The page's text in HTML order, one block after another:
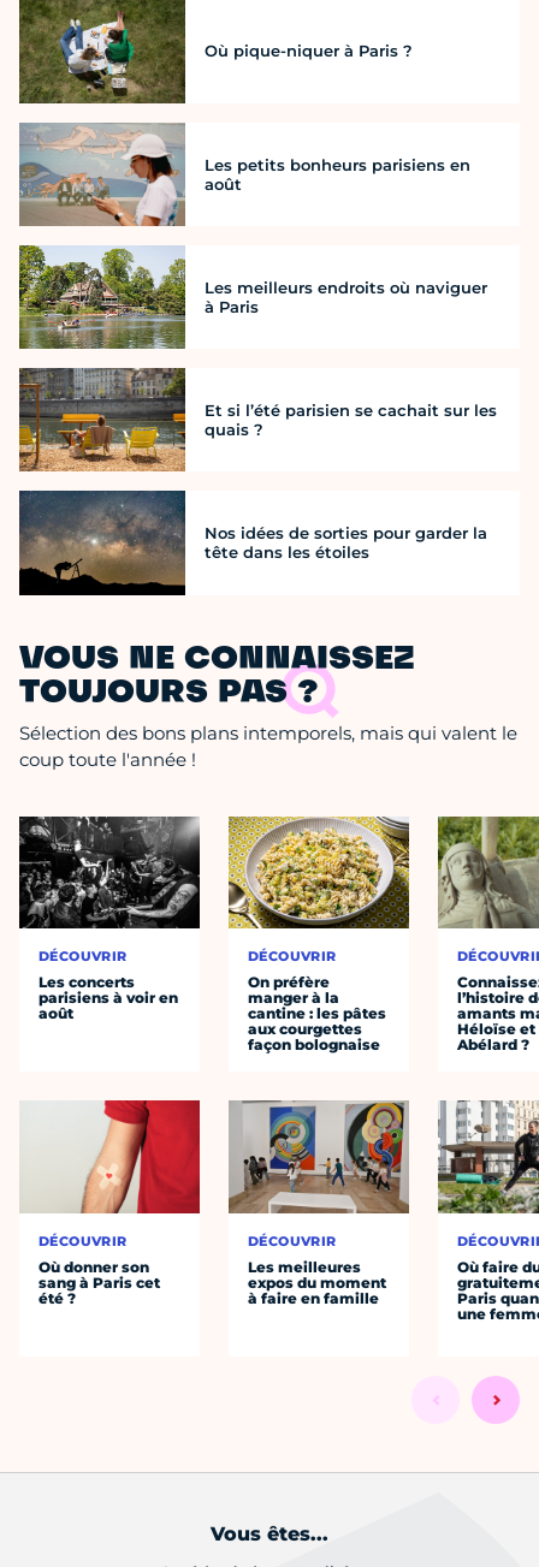
Où pique-niquer à Paris ?
Les petits bonheurs parisiens en
août
Les meilleurs endroits où naviguer
à Paris
Et si l’été parisien se cachait sur les
quais ?
Nos idées de sorties pour garder la
tête dans les étoiles
VOUS NE CONNAISSEZ
TOUJOURS PAS ?
Sélection des bons plans intemporels, mais qui valent le
coup toute l'année !
DÉCOUVRIR
Les concerts
parisiens à voir en
août
DÉCOUVRIR
Où donner son
sang à Paris cet
été ?
DÉCOUVRIR
On préfère
manger à la
cantine : les pâtes
aux courgettes
façon bolognaise
DÉCOUVRIR
Les meilleures
expos du moment
à faire en famille
l’histoire
amants
Héloïse et
Abélard ?
Où faire
Paris
une
Vous êtes...